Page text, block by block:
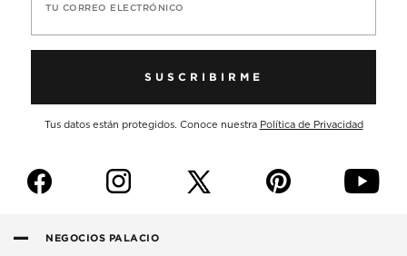
TU CORREO ELECTRÓNICO
SUSCRIBIRME
Tus datos están protegidos. Conoce nuestra Política de Privacidad
f i p y
NEGOCIOS PALACIO